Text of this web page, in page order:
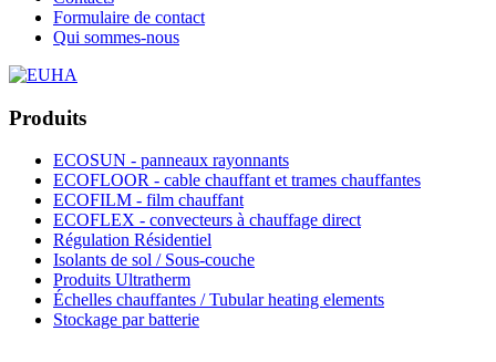
Formulaire de contact
Qui sommes-nous
Produits
ECOSUN - panneaux rayonnants
ECOFLOOR - cable chauffant et trames chauffantes
ECOFILM - film chauffant
ECOFLEX - convecteurs à chauffage direct
Régulation Résidentiel
Isolants de sol / Sous-couche
Produits Ultratherm
Échelles chauffantes / Tubular heating elements
Stockage par batterie